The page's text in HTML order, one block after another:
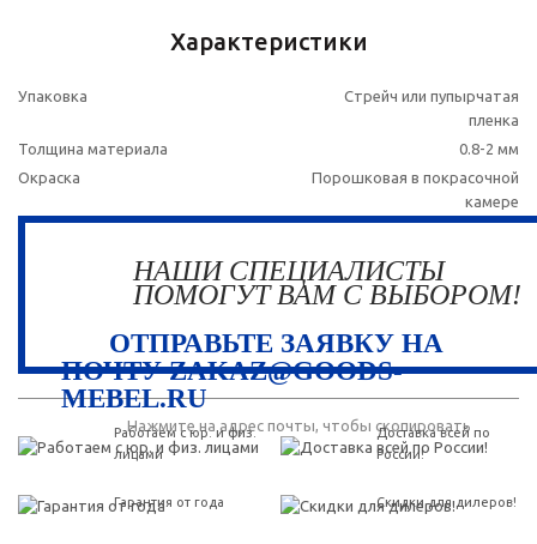
Характеристики
Упаковка
Стрейч или пупырчатая
пленка
Толщина материала
0.8-2 мм
Окраска
Порошковая в покрасочной
камере
НАШИ СПЕЦИАЛИСТЫ
ПОМОГУТ ВАМ С ВЫБОРОМ!
ОТПРАВЬТЕ ЗАЯВКУ НА
ПОЧТУ ZAKAZ@GOODS-
MEBEL.RU
Нажмите на адрес почты, чтобы скопировать
Работаем с юр. и физ.
лицами
Доставка всей по
России!
Гарантия от года Скидки для дилеров!